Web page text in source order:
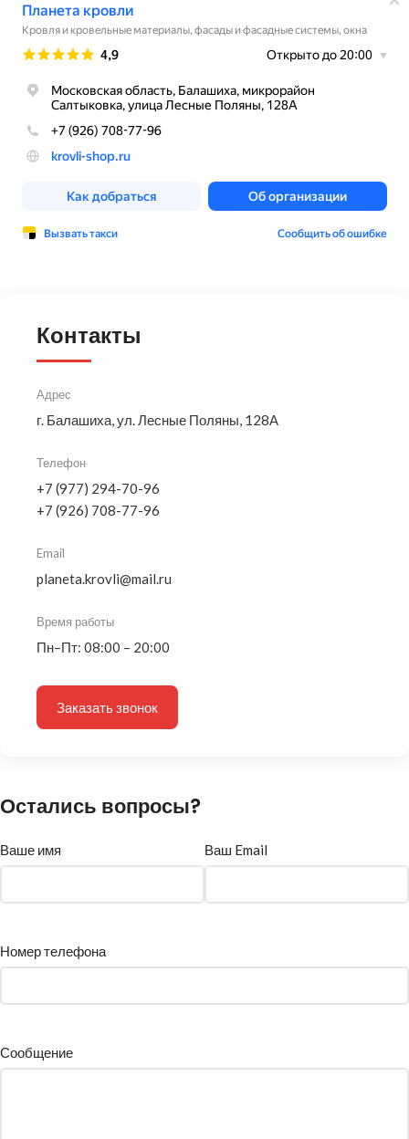
Контакты
Адрес
г. Балашиха, ул. Лесные Поляны, 128А
Телефон
+7 (977) 294-70-96
+7 (926) 708-77-96
Email
planeta.krovli@mail.ru
Время работы
Пн–Пт: 08:00 – 20:00
Заказать звонок
Остались вопросы?
Ваше имя Ваш Email
Номер телефона
Сообщение